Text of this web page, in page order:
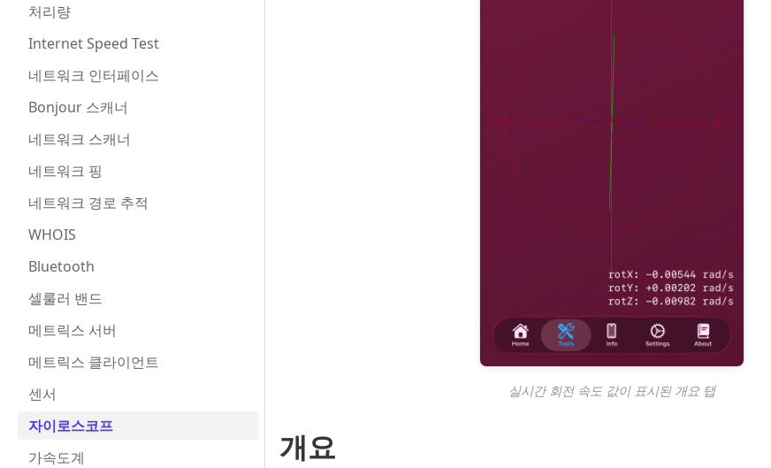
처리량
Internet Speed Test
네트워크 인터페이스
Bonjour 스캐너
네트워크 스캐너
네트워크 핑
네트워크 경로 추적
WHOIS
Bluetooth
셀룰러 밴드
메트릭스 서버
메트릭스 클라이언트
센서
자이로스코프
가속도계
실시간 회전 속도 값이 표시된 개요 탭
개요